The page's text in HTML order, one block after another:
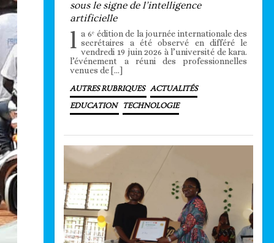
sous le signe de l’intelligence
artificielle
l a 6ᵉ édition de la journée internationale des
secrétaires a été observé en différé le
vendredi 19 juin 2026 à l’université de kara.
l’événement a réuni des professionnelles
venues de […]
AUTRES RUBRIQUES ACTUALITÉS
EDUCATION TECHNOLOGIE